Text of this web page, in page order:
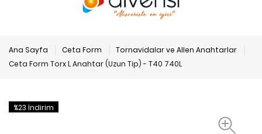
Ana Sayfa Ceta Form
Tornavidalar ve Allen Anahtarlar
Ceta Form Torx L Anahtar (Uzun Tip) - T40 740L
%23 İndirim